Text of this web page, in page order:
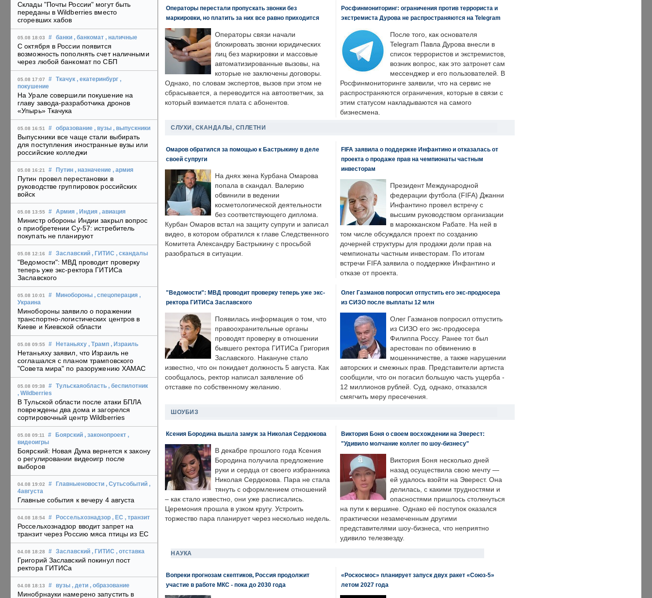
Склады "Почты России" могут быть
переданы в Wildberries вместо
сгоревших хабов
05.08 18:03 # банки , банкомат , наличные
С октября в России появится
возможность пополнять счет наличными
через любой банкомат по СБП
05.08 17:07 # Ткачук , екатеринбург ,
покушение
На Урале совершили покушение на
главу завода-разработчика дронов
«Упырь» Ткачука
05.08 16:51 # образование , вузы , выпускники
Выпускники все чаще стали выбирать
для поступления иностранные вузы или
российские колледжи
05.08 16:21 # Путин , назначение , армия
Путин провел перестановки в
руководстве группировок российских
войск
05.08 13:55 # Армия , Индия , авиация
Министр обороны Индии закрыл вопрос
о приобретении Су-57: истребитель
покупать не планируют
05.08 12:16 # Заславский , ГИТИС , скандалы
"Ведомости": МВД проводит проверку
теперь уже экс-ректора ГИТИСа
Заславского
05.08 10:01 # Минобороны , спецоперация ,
Украина
Минобороны заявило о поражении
транспортно-логистических центров в
Киеве и Киевской области
05.08 09:55 # Нетаньяху , Трамп , Израиль
Нетаньяху заявил, что Израиль не
соглашался с планом трамповского
"Совета мира" по разоружению ХАМАС
05.08 09:38 # Тульскаяобласть , беспилотник
, Wildberries
В Тульской области после атаки БПЛА
повреждены два дома и загорелся
сортировочный центр Wildberries
05.08 09:11 # Боярский , законопроект ,
видеоигры
Боярский: Новая Дума вернется к закону
о регулировании видеоигр после
выборов
04.08 19:02 # Главныеновости , Сутьсобытий ,
4августа
Главные события к вечеру 4 августа
04.08 18:54 # Россельхознадзор , ЕС , транзит
Россельхознадзор вводит запрет на
транзит через Россию мяса птицы из ЕС
04.08 18:28 # Заславский , ГИТИС , отставка
Григорий Заславский покинул пост
ректора ГИТИСа
04.08 18:13 # вузы , дети , образование
Минобрнауки намерено запустить в
Операторы перестали пропускать звонки без
маркировки, но платить за них все равно приходится
Операторы связи начали
блокировать звонки юридических
лиц без маркировки и массовые
автоматизированные вызовы, на
которые не заключены договоры.
Однако, по словам экспертов, вызов при этом не
сбрасывается, а переводится на автоответчик, за
который взимается плата с абонентов.
Росфинмониторинг: ограничения против террориста и
экстремиста Дурова не распространяются на Telegram
После того, как основателя
Telegram Павла Дурова внесли в
список террористов и экстремистов,
возник вопрос, как это затронет сам
мессенджер и его пользователей. В
Росфинмониторинге заявили, что на сервис не
распространяются ограничения, которые в связи с
этим статусом накладываются на самого
бизнесмена.
СЛУХИ, СКАНДАЛЫ, СПЛЕТНИ
Омаров обратился за помощью к Бастрыкину в деле
своей супруги
На днях жена Курбана Омарова
попала в скандал. Валерию
обвинили в ведении
косметологической деятельности
без соответствующего диплома.
Курбан Омаров встал на защиту супруги и записал
видео, в котором обратился к главе Следственного
Комитета Александру Бастрыкину с просьбой
разобраться в ситуации.
FIFA заявила о поддержке Инфантино и отказалась от
проекта о продаже прав на чемпионаты частным
инвесторам
Президент Международной
федерации футбола (FIFA) Джанни
Инфантино провел встречу с
высшим руководством организации
в марокканском Рабате. На ней в
том числе обсуждался проект по созданию
дочерней структуры для продажи доли прав на
чемпионаты частным инвесторам. По итогам
встречи FIFA заявила о поддержке Инфантино и
отказе от проекта.
"Ведомости": МВД проводит проверку теперь уже экс-
ректора ГИТИСа Заславского
Появилась информация о том, что
правоохранительные органы
проводят проверку в отношении
бывшего ректора ГИТИСа Григория
Заславского. Накануне стало
известно, что он покидает должность 5 августа. Как
сообщалось, ректор написал заявление об
отставке по собственному желанию.
Олег Газманов попросил отпустить его экс-продюсера
из СИЗО после выплаты 12 млн
Олег Газманов попросил отпустить
из СИЗО его экс-продюсера
Филиппа Россу. Ранее тот был
арестован по обвинению в
мошенничестве, а также нарушении
авторских и смежных прав. Представители артиста
сообщили, что он погасил большую часть ущерба -
12 миллионов рублей. Суд, однако, отказался
смягчить меру пресечения.
ШОУБИЗ
Ксения Бородина вышла замуж за Николая Сердюкова
В декабре прошлого года Ксения
Бородина получила предложение
руки и сердца от своего избранника
Николая Сердюкова. Пара не стала
тянуть с оформлением отношений
– как стало известно, они уже расписались.
Церемония прошла в узком кругу. Устроить
торжество пара планирует через несколько недель.
Виктория Боня о своем восхождении на Эверест:
"Удивило молчание коллег по шоу-бизнесу"
Виктория Боня несколько дней
назад осуществила свою мечту —
ей удалось взойти на Эверест. Она
делилась, с какими трудностями и
опасностями пришлось столкнуться
на пути к вершине. Однако её поступок оказался
практически незамеченным другими
представителями шоу-бизнеса, что неприятно
удивило телезвезду.
НАУКА
Вопреки прогнозам скептиков, Россия продолжит
участие в работе МКС - пока до 2030 года
«Роскосмос» планирует запуск двух ракет «Союз-5»
летом 2027 года